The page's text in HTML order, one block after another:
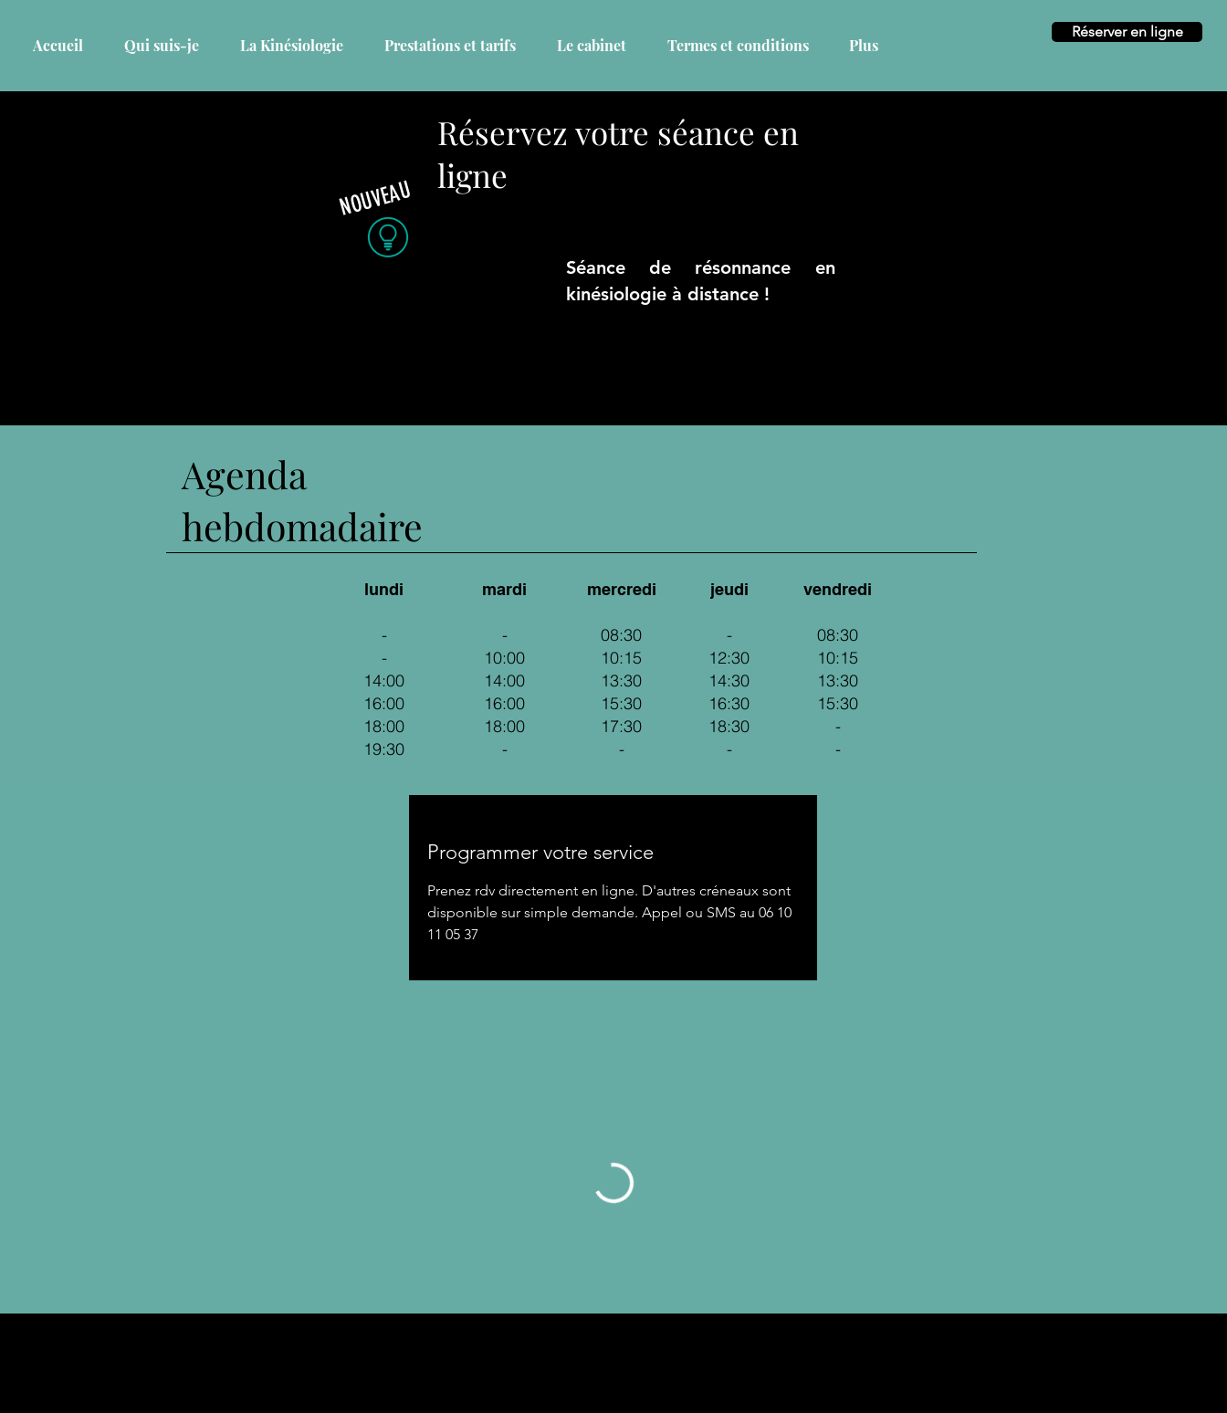
Accueil Qui suis-je La Kinésiologie Prestations et tarifs Le cabinet Termes et conditions Plus
Réserver en ligne
NOUVEAU
Réservez votre séance en
ligne
Séance de résonnance en
kinésiologie à distance !
Agenda
hebdomadaire
lundi
-
-
14:00
16:00
18:00
19:30
mardi
-
10:00
14:00
16:00
18:00
-
mercredi
08:30
10:15
13:30
15:30
17:30
-
jeudi
-
12:30
14:30
16:30
18:30
-
vendredi
08:30
10:15
13:30
15:30
-
-
Programmer votre service
Prenez rdv directement en ligne. D'autres créneaux sont
disponible sur simple demande. Appel ou SMS au 06 10
11 05 37